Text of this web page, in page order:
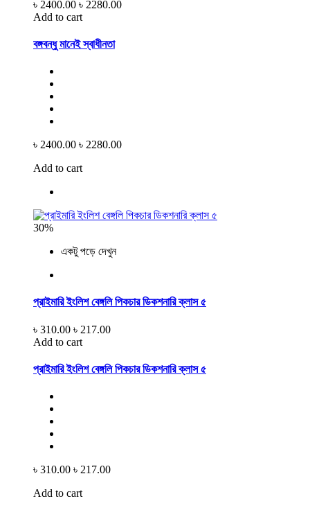
৳ 2400.00 ৳ 2280.00
Add to cart
বঙ্গবন্ধু মানেই স্বাধীনতা
৳ 2400.00 ৳ 2280.00
Add to cart
30%
একটু পড়ে দেখুন
প্রাইমারি ইংলিশ বেঙ্গলি পিকচার ডিকশনারি ক্লাস ৫
৳ 310.00 ৳ 217.00
Add to cart
প্রাইমারি ইংলিশ বেঙ্গলি পিকচার ডিকশনারি ক্লাস ৫
৳ 310.00 ৳ 217.00
Add to cart